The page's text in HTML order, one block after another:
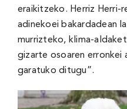
eraikitzeko. Herriz Herri-
adinekoei bakardadean
murrizteko, klima-
gizarte osoaren erronkei
garatuko ditugu”.